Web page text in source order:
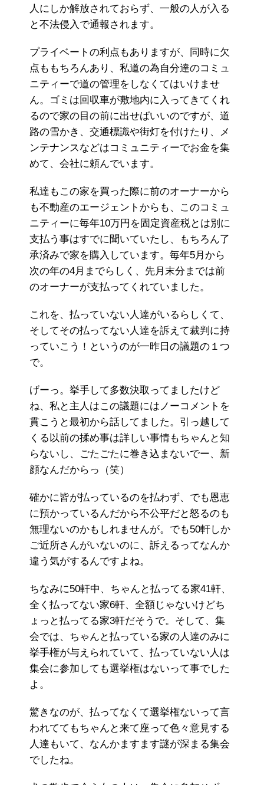
人にしか解放されておらず、一般の人が入る
と不法侵入で通報されます。
プライベートの利点もありますが、同時に欠
点ももちろんあり、私道の為自分達のコミュ
ニティーで道の管理をしなくてはいけませ
ん。ゴミは回収車が敷地内に入ってきてくれ
るので家の目の前に出せばいいのですが、道
路の雪かき、交通標識や街灯を付けたり、メ
ンテナンスなどはコミュニティーでお金を集
めて、会社に頼んでいます。
私達もこの家を買った際に前のオーナーから
も不動産のエージェントからも、このコミュ
ニティーに毎年10万円を固定資産税とは別に
支払う事はすでに聞いていたし、もちろん了
承済みで家を購入しています。毎年5月から
次の年の4月までらしく、先月末分までは前
のオーナーが支払ってくれていました。
これを、払っていない人達がいるらしくて、
そしてその払ってない人達を訴えて裁判に持
っていこう！というのが一昨日の議題の１つ
で。
げーっ。挙手して多数決取ってましたけど
ね、私と主人はこの議題にはノーコメントを
貫こうと最初から話してました。引っ越して
くる以前の揉め事は詳しい事情もちゃんと知
らないし、ごたごたに巻き込まないでー、新
顔なんだからっ（笑）
確かに皆が払っているのを払わず、でも恩恵
に預かっているんだから不公平だと怒るのも
無理ないのかもしれませんが。でも50軒しか
ご近所さんがいないのに、訴えるってなんか
違う気がするんですよね。
ちなみに50軒中、ちゃんと払ってる家41軒、
全く払ってない家6軒、全額じゃないけどち
ょっと払ってる家3軒だそうで。そして、集
会では、ちゃんと払っている家の人達のみに
挙手権が与えられていて、払っていない人は
集会に参加しても選挙権はないって事でした
よ。
驚きなのが、払ってなくて選挙権ないって言
われててもちゃんと来て座って色々意見する
人達もいて、なんかますます謎が深まる集会
でしたね。